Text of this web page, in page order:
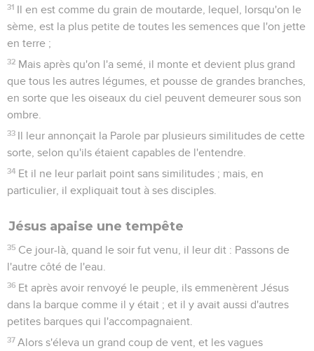
31 Il en est comme du grain de moutarde, lequel, lorsqu'on le
sème, est la plus petite de toutes les semences que l'on jette
en terre ;
32 Mais après qu'on l'a semé, il monte et devient plus grand
que tous les autres légumes, et pousse de grandes branches,
en sorte que les oiseaux du ciel peuvent demeurer sous son
ombre.
33 Il leur annonçait la Parole par plusieurs similitudes de cette
sorte, selon qu'ils étaient capables de l'entendre.
34 Et il ne leur parlait point sans similitudes ; mais, en
particulier, il expliquait tout à ses disciples.
Jésus apaise une tempête
35 Ce jour-là, quand le soir fut venu, il leur dit : Passons de
l'autre côté de l'eau.
36 Et après avoir renvoyé le peuple, ils emmenèrent Jésus
dans la barque comme il y était ; et il y avait aussi d'autres
petites barques qui l'accompagnaient.
37 Alors s'éleva un grand coup de vent, et les vagues